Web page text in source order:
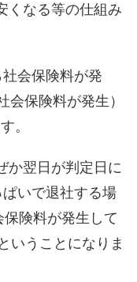
くなる等の仕組み
会保険料が発
保険料が発生）
。
か翌日が判定日に
いで退社する場
険料が発生して
いうことになりま